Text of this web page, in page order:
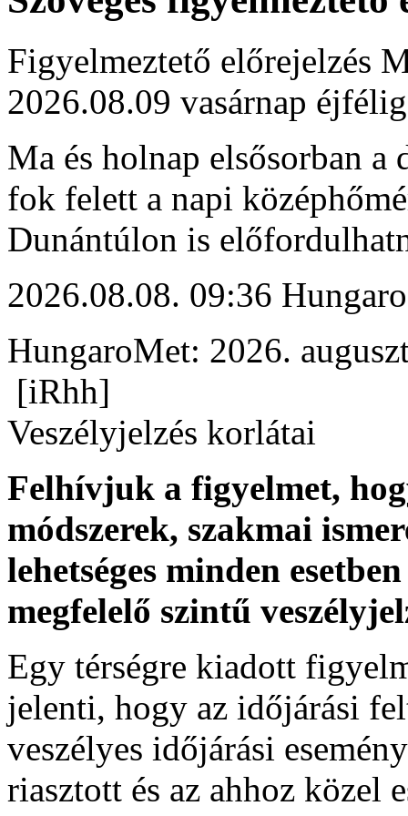
Figyelmeztető előrejelzés
2026.08.09 vasárnap éjfélig
Ma és holnap elsősorban
fok felett a napi
Dunántúlon is
2026.08.08. 09:36
HungaroMet: 2026.
[iRhh]
Veszélyjelzés korlátai
Felhívjuk a figyelmet,
módszerek, szakmai
lehetséges minden
megfelelő szintű
Egy térségre kiadott
jelenti, hogy az időjárási
veszélyes időjárási
riasztott és az ahhoz közel